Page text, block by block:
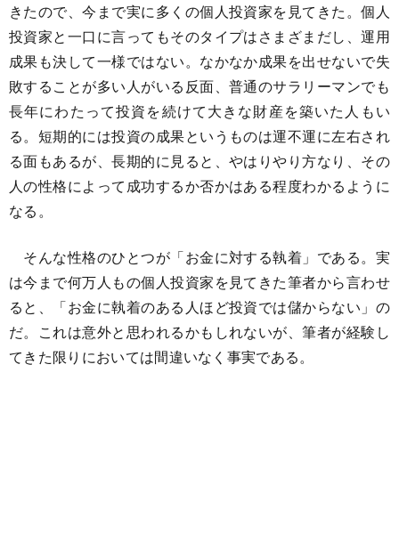
きたので、今まで実に多くの個人投資家を見てきた。個人
投資家と一口に言ってもそのタイプはさまざまだし、運用
成果も決して一様ではない。なかなか成果を出せないで失
敗することが多い人がいる反面、普通のサラリーマンでも
長年にわたって投資を続けて大きな財産を築いた人もい
る。短期的には投資の成果というものは運不運に左右され
る面もあるが、長期的に見ると、やはりやり方なり、その
人の性格によって成功するか否かはある程度わかるように
なる。
そんな性格のひとつが「お金に対する執着」である。実
は今まで何万人もの個人投資家を見てきた筆者から言わせ
ると、「お金に執着のある人ほど投資では儲からない」の
だ。これは意外と思われるかもしれないが、筆者が経験し
てきた限りにおいては間違いなく事実である。